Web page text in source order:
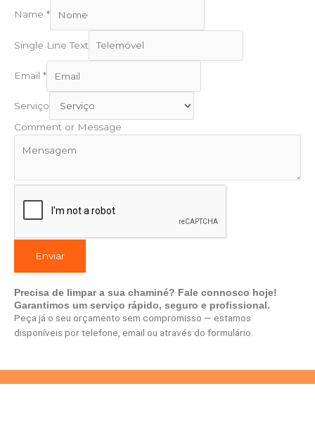
Name *
Single Line Text
Email *
Serviço
Comment or Message
Enviar
Precisa de limpar a sua chaminé? Fale connosco hoje!
Garantimos um serviço rápido, seguro e profissional.
Peça já o seu orçamento sem compromisso — estamos
disponíveis por telefone, email ou através do formulário.